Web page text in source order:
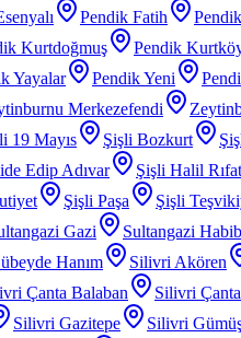
Pendik Fatih
Kurtdoğmuş Pendik
Yayalar Pendik Yeni
Merkezefendi
19 Mayıs Şişli Bozkurt
Edip Adıvar Şişli Halil
Şişli Paşa Şişli
Gazi Sultangazi
Hanım Silivri Akören
Çanta Balaban Silivri
Silivri Gazitepe Silivri